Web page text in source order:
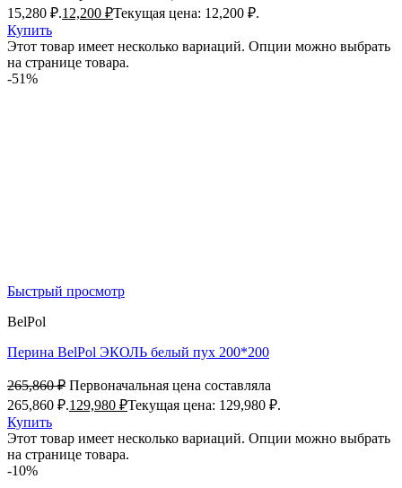
15,280 ₽.12,200 ₽Текущая цена: 12,200 ₽.
Купить
Этот товар имеет несколько вариаций. Опции можно выбрать
на странице товара.
-51%
Быстрый просмотр
BelPol
Перина BelPol ЭКОЛЬ белый пух 200*200
265,860₽ Первоначальная цена составляла
265,860 ₽.129,980 ₽Текущая цена: 129,980 ₽.
Купить
Этот товар имеет несколько вариаций. Опции можно выбрать
на странице товара.
-10%